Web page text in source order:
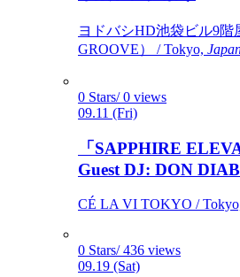
ヨドバシHD池袋ビル9階
GROOVE） / Tokyo,
0 Stars/ 0 views
09.11 (Fri)
「SAPPHIRE
Guest DJ: DON
CÉ LA VI TOKYO /
0 Stars/ 436 views
09.19 (Sat)